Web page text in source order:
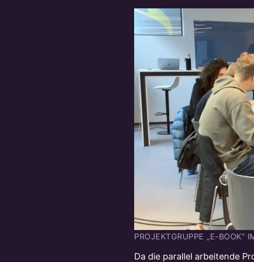
PROJEKTGRUPPE „E-BOOK“
Da die parallel arbeitende